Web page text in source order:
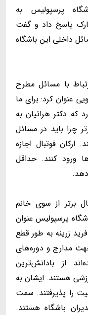
پرسپولیس به
پاسخ داد و گفت
داخلی این باشگاه
با مسائل مطرح
عنوان کرد: برای ما
که دکتر هراتیان به
چرا باید در مسائل
ارکان فوتبال اجازه
ورود کنند. حداقل
برتر از سوی خانم
پرسپولیس عنوان
زرینه به طور قطع
مدارج و دوره‌های
از بادانش‌ترین
هستند. ایشان به
را پذیرفتند. سمت
باشگاه هستند.